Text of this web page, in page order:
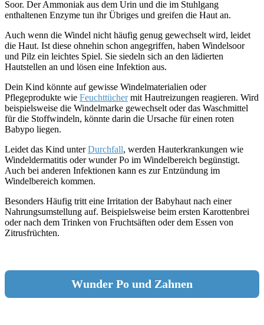
Soor. Der Ammoniak aus dem Urin und die im Stuhlgang
enthaltenen Enzyme tun ihr Übriges und greifen die Haut an.
Auch wenn die Windel nicht häufig genug gewechselt wird, leidet
die Haut. Ist diese ohnehin schon angegriffen, haben Windelsoor
und Pilz ein leichtes Spiel. Sie siedeln sich an den lädierten
Hautstellen an und lösen eine Infektion aus.
Dein Kind könnte auf gewisse Windelmaterialien oder
Pflegeprodukte wie Feuchttüchermit Hautreizungen reagieren. Wird
beispielsweise die Windelmarke gewechselt oder das Waschmittel
für die Stoffwindeln, könnte darin die Ursache für einen roten
Babypo liegen.
Leidet das Kind unterDurchfall, werden Hauterkrankungen wie
Windeldermatitis oder wunder Po im Windelbereich begünstigt.
Auch bei anderen Infektionen kann es zur Entzündung im
Windelbereich kommen.
Besonders Häufig tritt eine Irritation der Babyhaut nach einer
Nahrungsumstellung auf. Beispielsweise beim ersten Karottenbrei
oder nach dem Trinken von Fruchtsäften oder dem Essen von
Zitrusfrüchten.
Wunder Po und Zahnen